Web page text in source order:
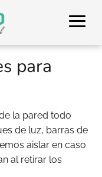
para
la pared todo
de luz, barras de
aislar en caso
al retirar los